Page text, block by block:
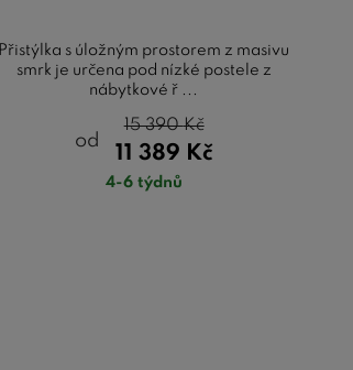
Přistýlka s úložným prostorem z masivu
smrk je určena pod nízké postele z
nábytkové ř ...
od
11 389 Kč
15 390Kč
4-6 týdnů